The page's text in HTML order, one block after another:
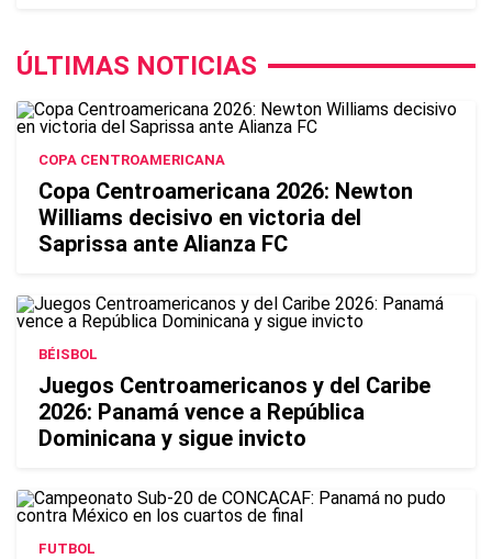
ÚLTIMAS NOTICIAS
COPA CENTROAMERICANA
Copa Centroamericana 2026: Newton
Williams decisivo en victoria del
Saprissa ante Alianza FC
BÉISBOL
Juegos Centroamericanos y del Caribe
2026: Panamá vence a República
Dominicana y sigue invicto
FUTBOL